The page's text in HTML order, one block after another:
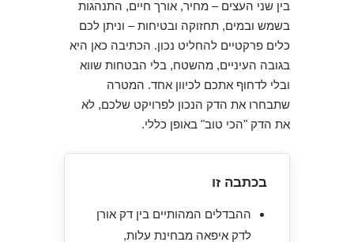
בין שני העצים – מחיר, אורך חיים, התנהגות
בשמש ובמים, תחזוקה ובטיחות – וניתן לכם
כלים פרקטיים להחליט נכון. הכתיבה כאן היא
בגובה העיניים, מהשטח, בלי הבטחות שווא
ובלי לדחוף אתכם לכיוון אחד. המטרה
שתבחרו את הדק הנכון לפרויקט שלכם, לא
את הדק "הכי טוב" באופן כללי.
בכתבה זו
ההבדלים המהותיים בין דק אורן
לדק איפאה מבחינת עלות,